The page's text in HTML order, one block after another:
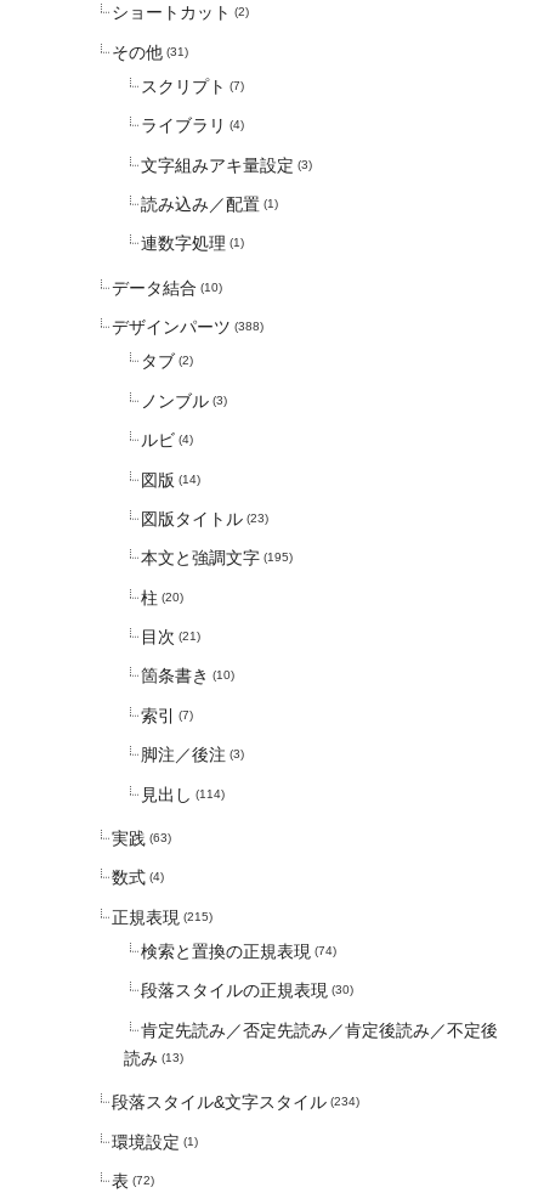
ショートカット (2)
その他 (31)
スクリプト (7)
ライブラリ (4)
文字組みアキ量設定 (3)
読み込み／配置 (1)
連数字処理 (1)
データ結合 (10)
デザインパーツ (388)
タブ (2)
ノンブル (3)
ルビ (4)
図版 (14)
図版タイトル (23)
本文と強調文字 (195)
柱 (20)
目次 (21)
箇条書き (10)
索引 (7)
脚注／後注 (3)
見出し (114)
実践 (63)
数式 (4)
正規表現 (215)
検索と置換の正規表現 (74)
段落スタイルの正規表現 (30)
肯定先読み／否定先読み／肯定後読み／不定後
読み (13)
段落スタイル&文字スタイル (234)
環境設定 (1)
表 (72)